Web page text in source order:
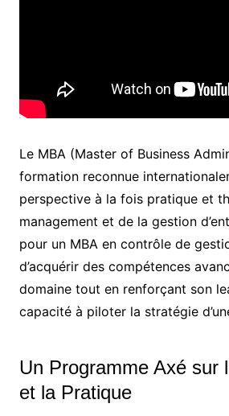
Le MBA (Master of Business
formation reconnue
perspective à la fois pratique et
management et de la gestion
pour un MBA en contrôle de
d’acquérir des compétences
domaine tout en renforçant son
capacité à piloter la stratégie
Un Programme Axé sur
et la Pratique